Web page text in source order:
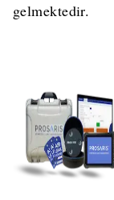
gelmektedir.